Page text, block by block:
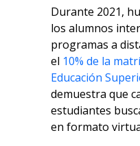
Durante 2021,
los alumnos
programas a
el 10% de la
Educación
demuestra que
estudiantes
en formato